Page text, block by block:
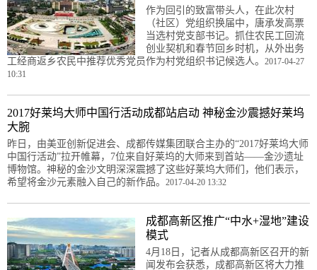
作为回引的致富带头人，在此次村
（社区）党组织换届中，唐承发高票
当选村党支部书记。抓住农民工回流
创业契机和春节回乡时机，从外出务
工经商返乡农民中推荐优秀党员作为村党组织书记候选人。 2017-04-27
10:31
2017好莱坞大师中国行活动成都站启动 神秘金沙震撼好莱坞
大腕
昨日，由美亚创新促进会、成都传媒集团联合主办的“2017好莱坞大师
中国行活动”拉开帷幕，7位来自好莱坞的大师来到首站——金沙遗址
博物馆。神秘的金沙文明深深震撼了这些好莱坞大师们，他们表示，
希望将金沙元素融入自己的新作品。 2017-04-20 13:32
成都高新区推广“中水+湿地”建设
模式
4月18日，记者从成都高新区召开的新
闻发布会获悉，成都高新区将大力推